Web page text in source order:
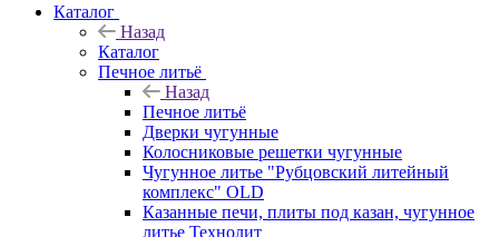
Каталог
Назад
Каталог
Печное литьё
Назад
Печное литьё
Дверки чугунные
Колосниковые решетки чугунные
Чугунное литье "Рубцовский литейный
комплекс" OLD
Казанные печи, плиты под казан, чугунное
литье Технолит